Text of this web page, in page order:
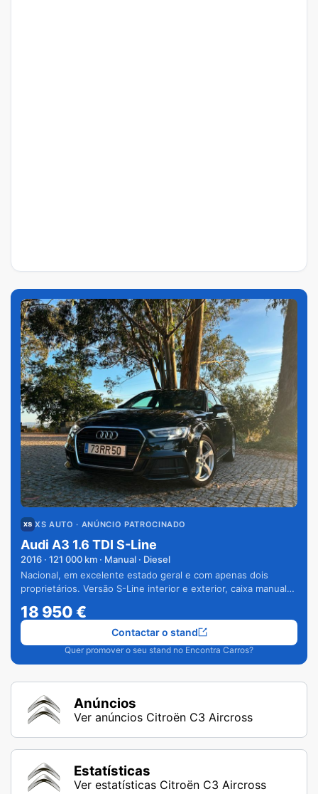
XS AUTO · ANÚNCIO PATROCINADO
Audi A3 1.6 TDI S-Line
2016 · 121 000 km · Manual · Diesel
Nacional, em excelente estado geral e com apenas dois
proprietários. Versão S-Line interior e exterior, caixa manual
18 950€
Quer promover o seu stand no Encontra Carros?
Contactar o stand
Anúncios
Ver anúncios Citroën C3 Aircross
Estatísticas
Ver estatísticas Citroën C3 Aircross